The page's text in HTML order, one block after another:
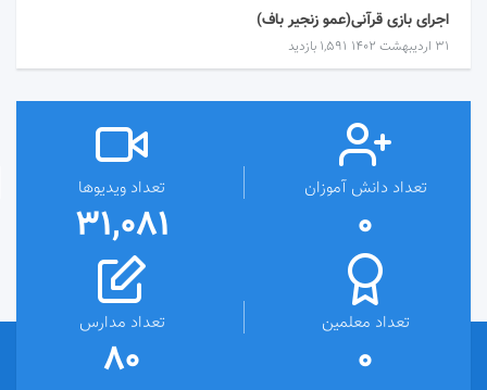
اجرای بازی قرآنی(عمو زنجیر باف)
۳۱ اردیبهشت ۱۴۰۲ 1,591 بازدید
تعداد دانش آموزان
0
تعداد ویدیوها
31,081
تعداد معلمین
0
تعداد مدارس
80